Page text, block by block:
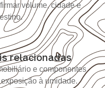
volume, cidade e
relacionadas
e componentes
à umidade.